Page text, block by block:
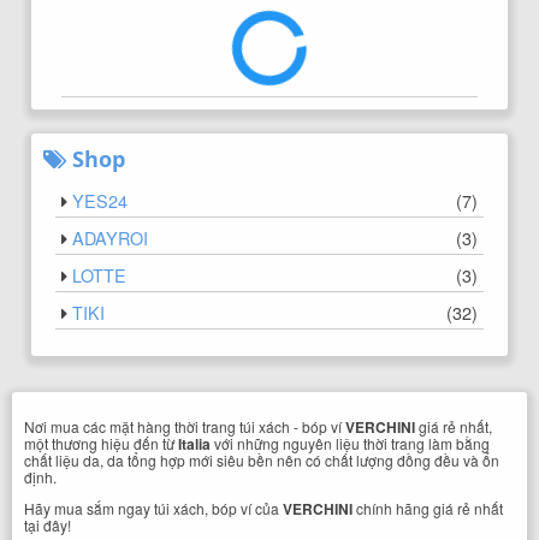
Shop
YES24 (7)
ADAYROI
(3)
LOTTE
(3)
TIKI
(32)
Nơi mua các mặt hàng thời trang túi xách - bóp víVERCHINIgiá rẻ nhất,
một thương hiệu đến từItaliavới những nguyên liệu thời trang làm bằng
chất liệu da, da tổng hợp mới siêu bền nên có chất lượng đồng đều và ổn
định.
Hãy mua sắm ngay túi xách, bóp ví của VERCHINIchính hãng giá rẻ nhất
tại đây!